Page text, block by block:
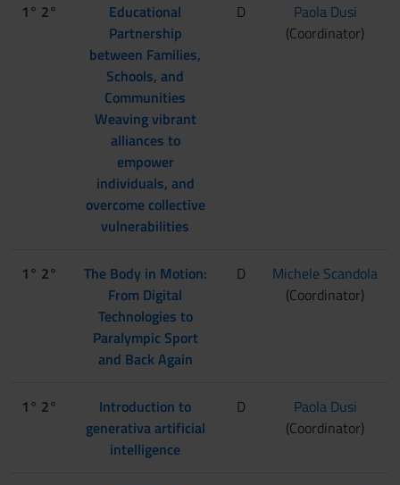
1° 2°
Educational
Partnership
between Families,
Schools, and
Communities
Weaving vibrant
alliances to
empower
individuals, and
overcome collective
vulnerabilities
D
Paola Dusi
(Coordinator)
1° 2°
The Body in Motion:
From Digital
Technologies to
Paralympic Sport
and Back Again
D
Michele Scandola
(Coordinator)
1° 2°
Introduction to
generativa artificial
intelligence
D
Paola Dusi
(Coordinator)